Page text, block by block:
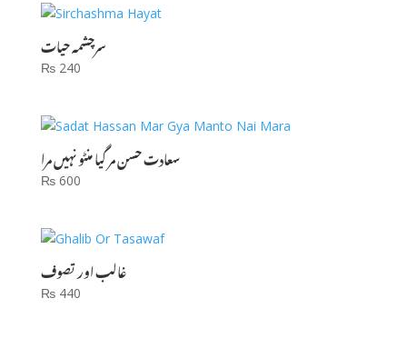
سرچشمہ حیات
₨240
سعادت حسن مر گیا منٹو نہیں مرا
₨600
غالب اور تصوف
₨440